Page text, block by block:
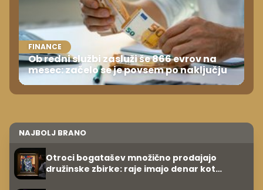
FINANCE
Ob redni službi zasluži še 866 evrov na
mesec: začelo se je povsem po naključju
NAJBOLJ BRANO
Otroci bogatašev množično prodajajo
družinske zbirke: raje imajo denar kot